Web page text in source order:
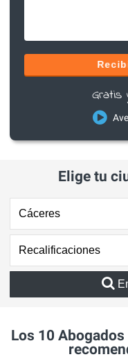
Gratis
Elige tu
Los 10